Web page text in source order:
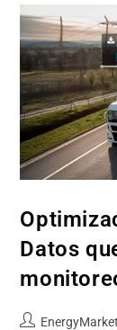
Datos